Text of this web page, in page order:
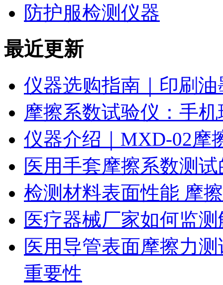
防护服检测仪器
最近更新
仪器选购指南｜印刷
摩擦系数试验仪：手
仪器介绍｜MXD-02摩
医用手套摩擦系数测
检测材料表面性能 摩
医疗器械厂家如何监
医用导管表面摩擦力
重要性